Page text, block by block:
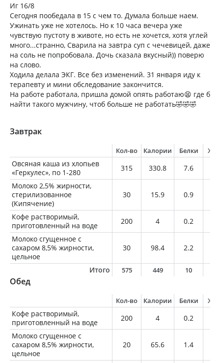
Иг 16/8
Сегодня пообедала в 15 с чем то. Думала больше наем.
Ужинать уже не хотелось. Но к 10 часа вечера уже
чувствую пустоту в животе, но есть не хочется, хотя углей
много...странно, Сварила на завтра суп с чечевицей, даже
на соль не попробовала. Дочь сказала вкусный)) поверю
на слово.
Ходила делала ЭКГ. Все без изменений. 31 января иду к
терапевту и мини обследование закончится.
На работе работала, пришла домой опять работаю😫 где б
найти такого мужчину, чтоб больше не работать🤣🤣🤣
Завтрак
Кол-во Калории Белки
Овсяная каша из хлопьев
«Геркулес», по 1-280
315 330.8 7.6
Молоко 2,5% жирности,
стерилизованное
(Кипячение)
30 15.9 0.9
Кофе растворимый,
приготовленный на воде
200 4 0.2
Молоко сгущенное с
сахаром 8,5% жирности,
цельное
30 98.4 2.2
Итого 575 449 10
Обед
Кол-во Калории Белки
Кофе растворимый,
приготовленный на воде
200 4 0.2
Молоко сгущенное с
сахаром 8,5% жирности,
цельное
20 65.6 1.4